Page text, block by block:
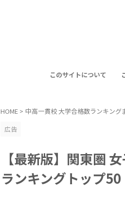
このサイトについて
HOME > 中高一貫校 大学合格数ランキング
広告
【最新版】関東圏
ランキングトップ50